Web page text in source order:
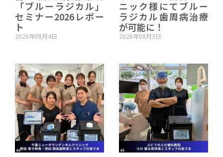
「ブルーラジカル」
セミナー2026レポー
ト
2026年08月4日
ニック様にてブルー
ラジカル歯周病治療
が可能に！
2026年08月3日